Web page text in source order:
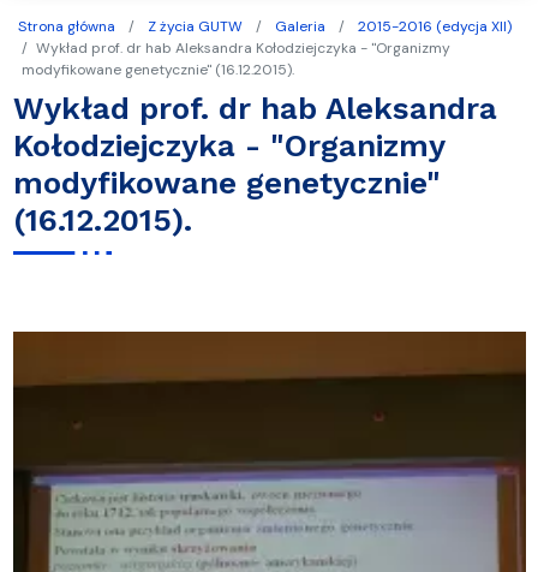
Strona główna Z życia GUTW Galeria
2015-2016 (edycja XII)
Wykład prof. dr hab Aleksandra Kołodziejczyka - "Organizmy
modyfikowane genetycznie" (16.12.2015).
Wykład prof. dr hab Aleksandra
Kołodziejczyka - "Organizmy
modyfikowane genetycznie"
(16.12.2015).